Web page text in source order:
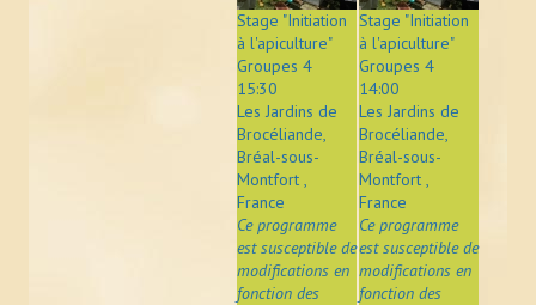
Stage "Initiation
à l'apiculture"
Groupes 4
15:30
Les Jardins de
Brocéliande,
Bréal-sous-
Montfort ,
France
Ce programme
est susceptible de
modifications en
fonction des
Stage "Initiation
à l'apiculture"
Groupes 4
14:00
Les Jardins de
Brocéliande,
Bréal-sous-
Montfort ,
France
Ce programme
est susceptible de
modifications en
fonction des